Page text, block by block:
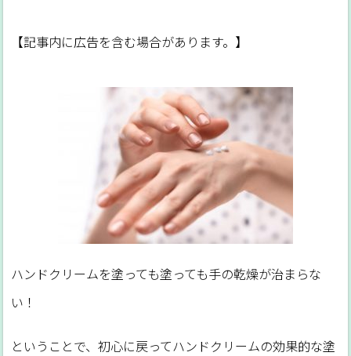
【記事内に広告を含む場合があります。】
ハンドクリームを塗っても塗っても手の乾燥が治まらな
い！
ということで、初心に戻ってハンドクリームの効果的な塗